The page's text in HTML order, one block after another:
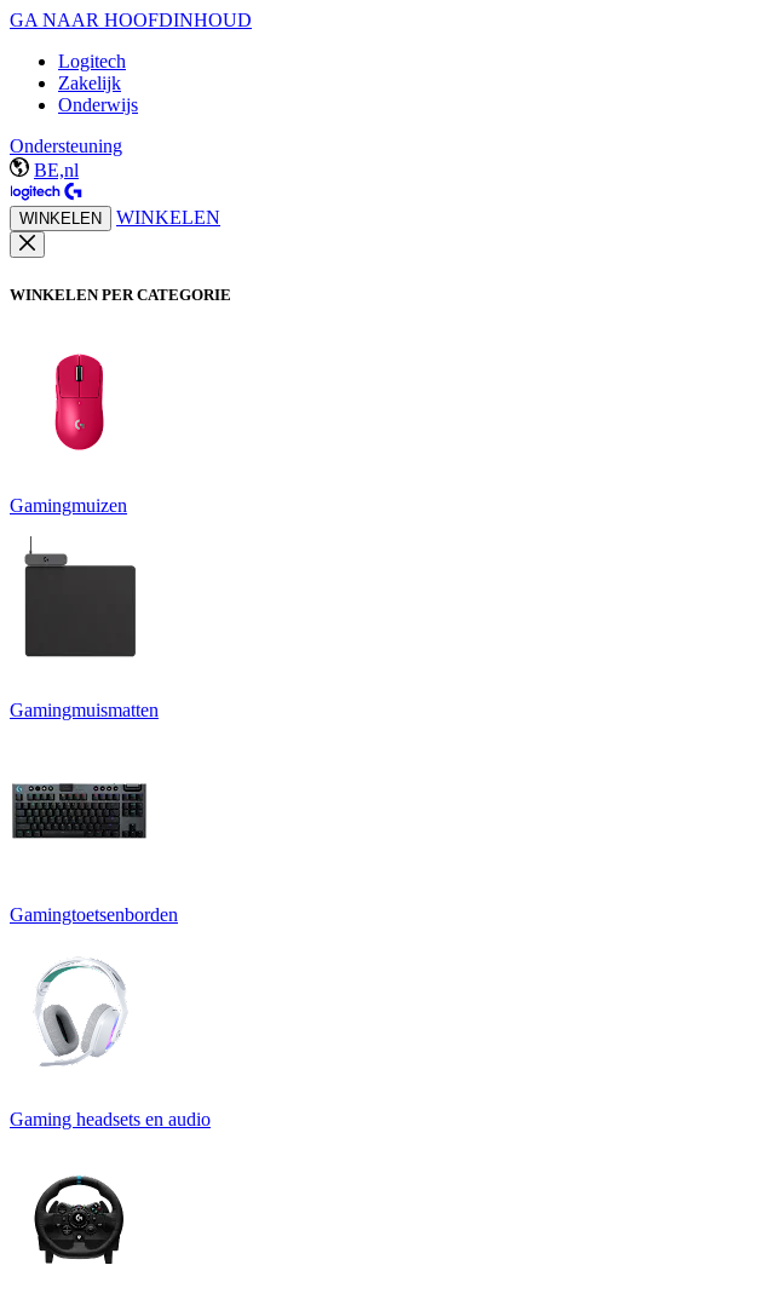
GA NAAR HOOFDINHOUD
Logitech
Zakelijk
Onderwijs
Ondersteuning
BE,nl
WINKELEN WINKELEN
WINKELEN PER CATEGORIE
Gamingmuizen
Gamingmuismatten
Gamingtoetsenborden
Gaming headsets en audio